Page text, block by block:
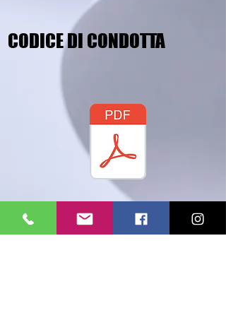
CODICE DI CONDOTTA